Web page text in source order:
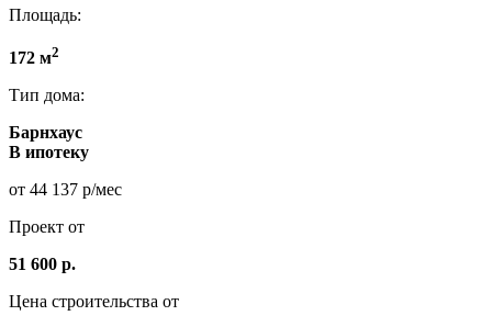
Площадь:
172 м2
Тип дома:
Барнхаус
В ипотеку
от 44 137 р/мес
Проект от
51 600 р.
Цена строительства от